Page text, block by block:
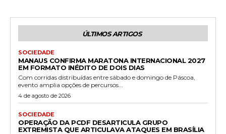
ÚLTIMOS ARTIGOS
SOCIEDADE
MANAUS CONFIRMA MARATONA INTERNACIONAL 2027
EM FORMATO INÉDITO DE DOIS DIAS
Com corridas distribuídas entre sábado e domingo de Páscoa,
evento amplia opções de percursos...
4 de agosto de 2026
SOCIEDADE
OPERAÇÃO DA PCDF DESARTICULA GRUPO
EXTREMISTA QUE ARTICULAVA ATAQUES EM BRASÍLIA